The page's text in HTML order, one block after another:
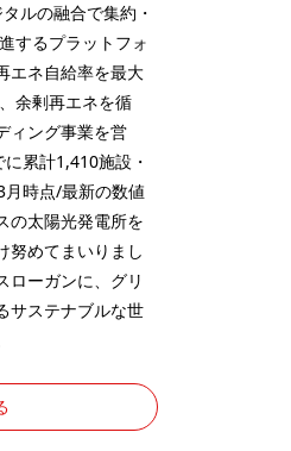
ルの融合で集約・
するプラットフォ
エネ自給率を最大
余剰再エネを循
ィング事業を営
累計1,410施設・
時点/最新の数値
の太陽光発電所を
努めてまいりまし
ローガンに、グリ
サステナブルな世